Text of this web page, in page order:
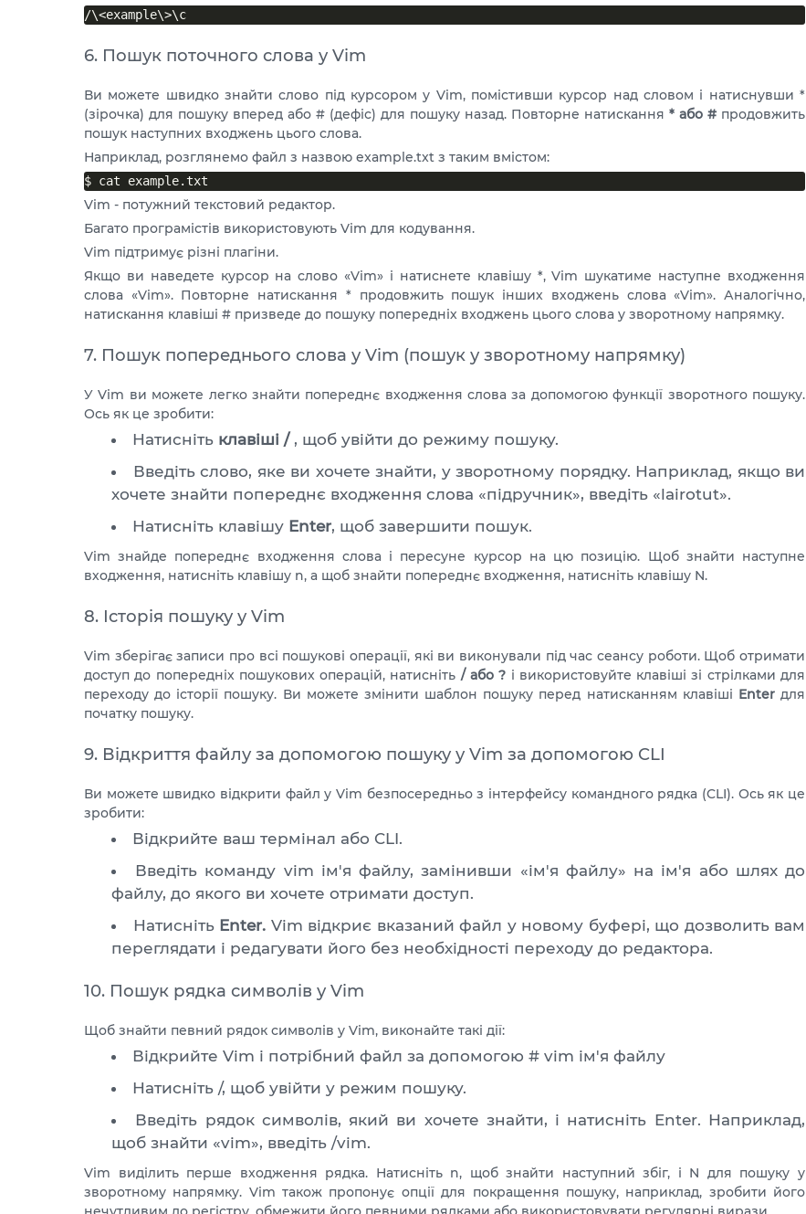
6. Пошук поточного слова у Vim
Ви можете швидко знайти слово під курсором у Vim, помістивши курсор над словом і натиснувши *
(зірочка) для пошуку вперед або # (дефіс) для пошуку назад. Повторне натискання * або # продовжить
пошук наступних входжень цього слова.
Наприклад, розглянемо файл з назвою example.txt з таким вмістом:
Vim - потужний текстовий редактор.
Багато програмістів використовують Vim для кодування.
Vim підтримує різні плагіни.
Якщо ви наведете курсор на слово «Vim» і натиснете клавішу *, Vim шукатиме наступне входження
слова «Vim». Повторне натискання * продовжить пошук інших входжень слова «Vim». Аналогічно,
натискання клавіші # призведе до пошуку попередніх входжень цього слова у зворотному напрямку.
7. Пошук попереднього слова у Vim (пошук у зворотному напрямку)
У Vim ви можете легко знайти попереднє входження слова за допомогою функції зворотного пошуку.
Ось як це зробити:
Натисніть клавіші / , щоб увійти до режиму пошуку.
Введіть слово, яке ви хочете знайти, у зворотному порядку. Наприклад, якщо ви
хочете знайти попереднє входження слова «підручник», введіть «lairotut».
Натисніть клавішу Enter, щоб завершити пошук.
Vim знайде попереднє входження слова і пересуне курсор на цю позицію. Щоб знайти наступне
входження, натисніть клавішу n, а щоб знайти попереднє входження, натисніть клавішу N.
8. Історія пошуку у Vim
Vim зберігає записи про всі пошукові операції, які ви виконували під час сеансу роботи. Щоб отримати
доступ до попередніх пошукових операцій, натисніть / або ? і використовуйте клавіші зі стрілками для
переходу до історії пошуку. Ви можете змінити шаблон пошуку перед натисканням клавіші Enterдля
початку пошуку.
9. Відкриття файлу за допомогою пошуку у Vim за допомогою CLI
Ви можете швидко відкрити файл у Vim безпосередньо з інтерфейсу командного рядка (CLI). Ось як це
зробити:
Відкрийте ваш термінал або CLI.
Введіть команду vim ім'я файлу, замінивши «ім'я файлу» на ім'я або шлях до
файлу, до якого ви хочете отримати доступ.
НатиснітьEnter. Vim відкриє вказаний файл у новому буфері, що дозволить вам
переглядати і редагувати його без необхідності переходу до редактора.
10. Пошук рядка символів у Vim
Щоб знайти певний рядок символів у Vim, виконайте такі дії:
Відкрийте Vim і потрібний файл за допомогою # vim ім'я файлу
Натисніть /, щоб увійти у режим пошуку.
Введіть рядок символів, який ви хочете знайти, і натисніть Enter. Наприклад,
щоб знайти «vim», введіть /vim.
Vim виділить перше входження рядка. Натисніть n, щоб знайти наступний збіг, і N для пошуку у
зворотному напрямку. Vim також пропонує опції для покращення пошуку, наприклад, зробити його